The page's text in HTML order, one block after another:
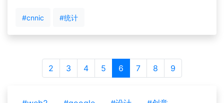
#cnnic #统计
2 3 4 5 6 7 8 9